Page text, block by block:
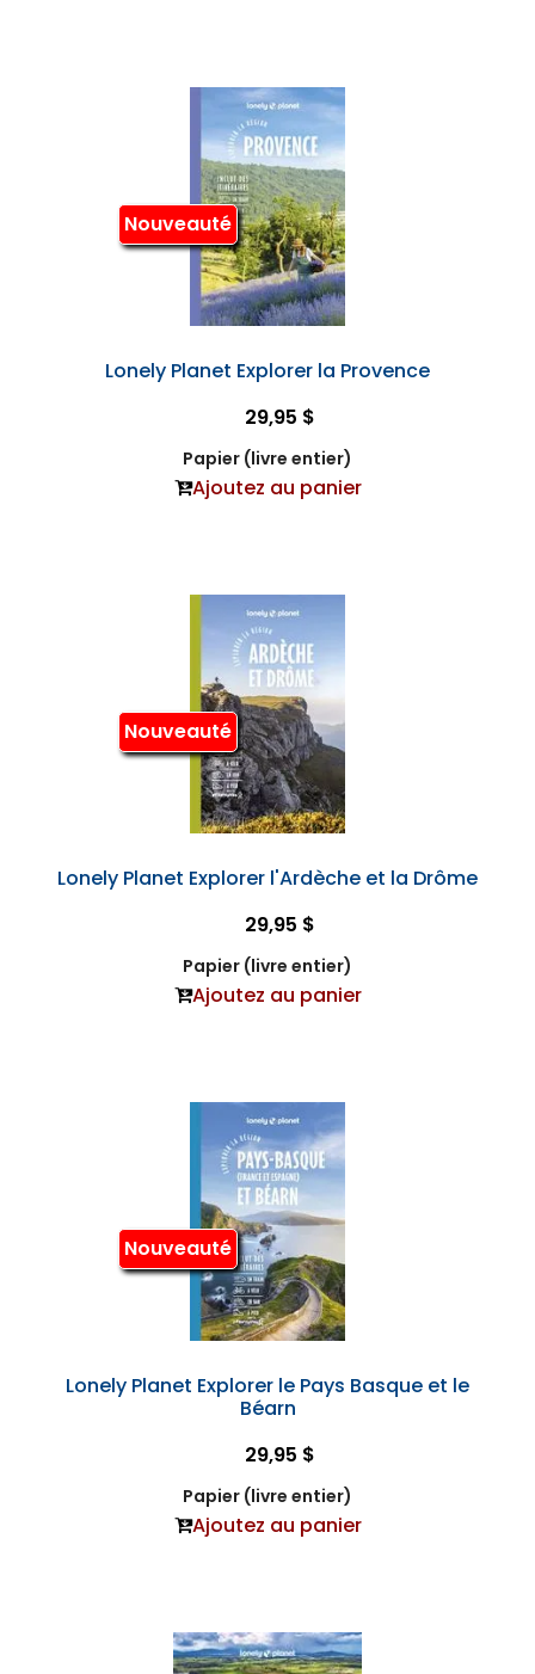
Nouveauté
Lonely Planet Explorer la Provence
29,95 $
Papier (livre entier)
Ajoutez au panier
Nouveauté
Lonely Planet Explorer l'Ardèche et la Drôme
29,95 $
Papier (livre entier)
Ajoutez au panier
Nouveauté
Lonely Planet Explorer le Pays Basque et le
Béarn
29,95 $
Papier (livre entier)
Ajoutez au panier